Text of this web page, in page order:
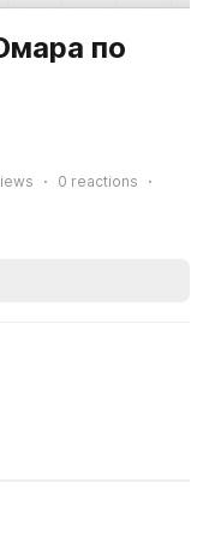
по
0 reactions